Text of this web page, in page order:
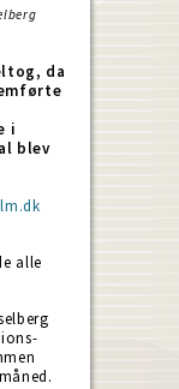
da
i
blev
alle